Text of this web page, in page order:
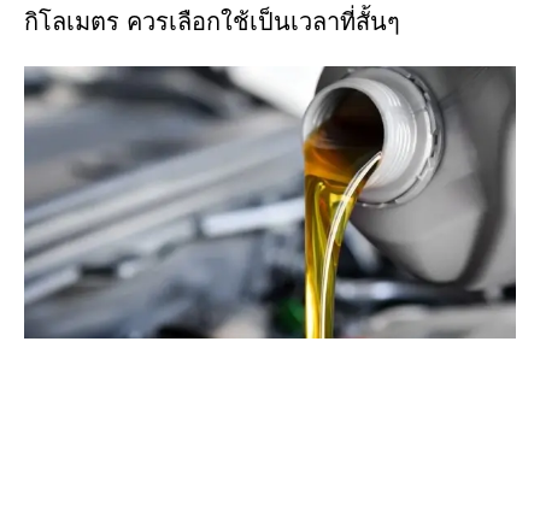
กิโลเมตร ควรเลือกใช้เป็นเวลาที่สั้นๆ